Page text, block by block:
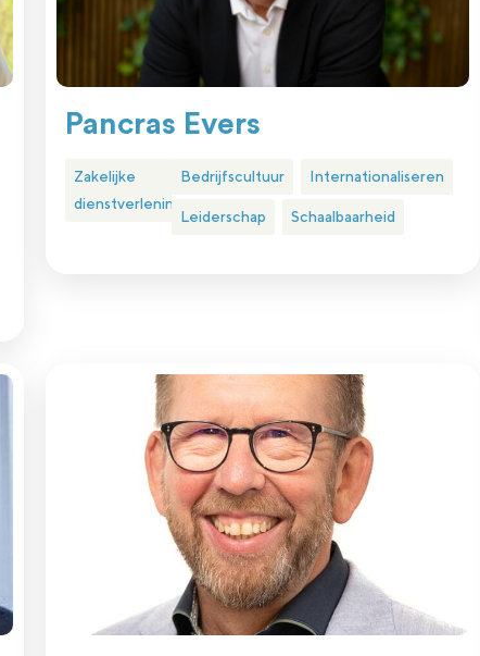
Pancras Evers
Zakelijke
dienstverlening
Bedrijfscultuur Internationaliseren
Leiderschap Schaalbaarheid